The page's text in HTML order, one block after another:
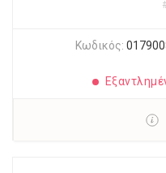
Κωδικός: